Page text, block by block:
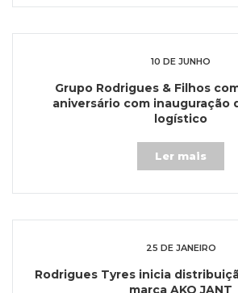
10 DE JUNHO
Grupo Rodrigues & Filhos
aniversário com inauguração
logístico
Ler mais
25 DE JANEIRO
Rodrigues Tyres inicia
marca AKO JANT